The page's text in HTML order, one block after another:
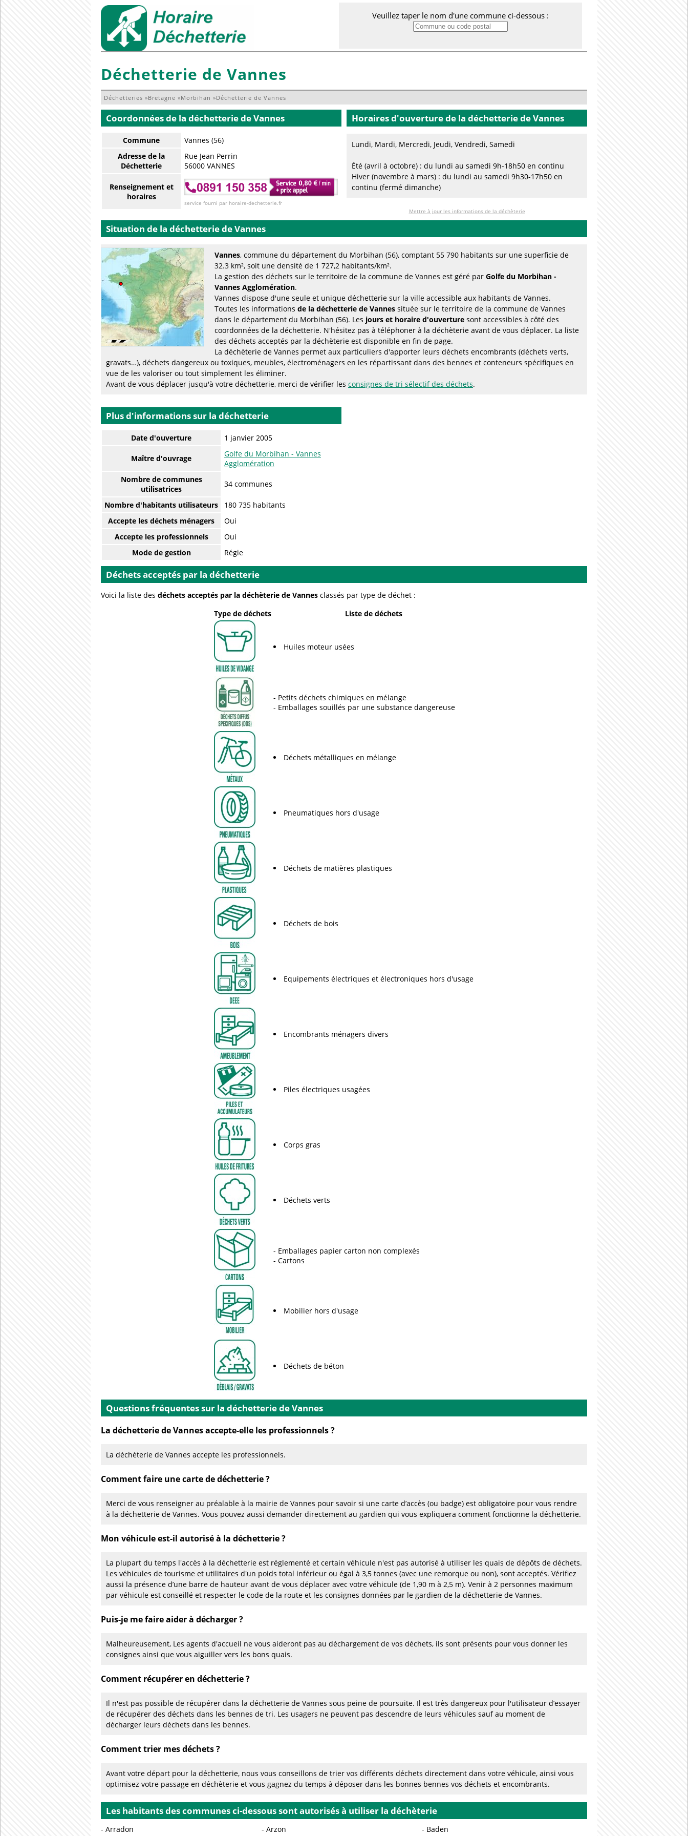
Veuillez taper le nom d'une commune ci-dessous :
Déchetterie de Vannes
Déchetteries »Bretagne »Morbihan »Déchetterie de Vannes
Coordonnées de la déchetteriede Vannes
Commune
Vannes (56)
Adresse de la
Déchetterie
Rue Jean Perrin
56000 VANNES
Renseignement et
horaires
service fourni par horaire-dechetterie.fr
Horaires d'ouverture de la déchetteriede Vannes
Lundi, Mardi, Mercredi, Jeudi, Vendredi, Samedi
Été (avril à octobre) : du lundi au samedi 9h-18h50 en continu
Hiver (novembre à mars) : du lundi au samedi 9h30-17h50 en
continu (fermé dimanche)
Mettre à jour les informations de la déchèterie
Situation de la déchetteriede Vannes
Vannes, commune du département du Morbihan (56), comptant 55 790 habitants sur une superficie de
32.3 km², soit une densité de 1 727,2 habitants/km².
La gestion des déchets sur le territoire de la commune de Vannes est géré par Golfe du Morbihan -
Vannes Agglomération.
Vannes dispose d'une seule et unique déchetterie sur la ville accessible aux habitants de Vannes.
Toutes les informations de la déchetterie de Vannes située sur le territoire de la commune de Vannes
dans le département du Morbihan (56). Les jours et horaire d'ouverture sont accessibles à côté des
coordonnées de la déchetterie. N'hésitez pas à téléphoner à la déchèterie avant de vous déplacer. La liste
des déchets acceptés par la déchèterie est disponible en fin de page.
La déchèterie de Vannes permet aux particuliers d'apporter leurs déchets encombrants (déchets verts,
gravats…), déchets dangereux ou toxiques, meubles, électroménagers en les répartissant dans des bennes et conteneurs spécifiques en
vue de les valoriser ou tout simplement les éliminer.
Avant de vous déplacer jusqu'à votre déchetterie, merci de vérifier les consignes de tri sélectif des déchets.
Plus d'informations sur la déchetterie
Date d'ouverture 1 janvier 2005
Maître d'ouvrage
Golfe du Morbihan - Vannes
Agglomération
Nombre de communes
utilisatrices
34 communes
Nombre d'habitants utilisateurs
180 735 habitants
Accepte les déchets ménagers
Oui
Accepte les professionnels
Oui
Mode de gestion
Régie
Déchets acceptés par la déchetterie
Voici la liste des déchets acceptés par la déchèterie de Vannes classés par type de déchet :
Type de déchets
Liste de déchets
Huiles moteur usées
Petits déchets chimiques en mélange
Emballages souillés par une substance dangereuse
Déchets métalliques en mélange
Pneumatiques hors d'usage
Déchets de matières plastiques
Déchets de bois
Equipements électriques et électroniques hors d'usage
Encombrants ménagers divers
Piles électriques usagées
Corps gras
Déchets verts
Emballages papier carton non complexés
Cartons
Mobilier hors d'usage
Déchets de béton
Questions fréquentes sur la déchetterie de Vannes
La déchetterie de Vannes accepte-elle les professionnels ?
La déchèterie de Vannes accepte les professionnels.
Comment faire une carte de déchetterie ?
Merci de vous renseigner au préalable à la mairie de Vannes pour savoir si une carte d’accès (ou badge) est obligatoire pour vous rendre
à la déchetterie de Vannes. Vous pouvez aussi demander directement au gardien qui vous expliquera comment fonctionne la déchetterie.
Mon véhicule est-il autorisé à la déchetterie ?
La plupart du temps l'accès à la déchetterie est réglementé et certain véhicule n'est pas autorisé à utiliser les quais de dépôts de déchets.
Les véhicules de tourisme et utilitaires d'un poids total inférieur ou égal à 3,5 tonnes (avec une remorque ou non), sont acceptés. Vérifiez
aussi la présence d’une barre de hauteur avant de vous déplacer avec votre véhicule (de 1,90 m à 2,5 m). Venir à 2 personnes maximum
par véhicule est conseillé et respecter le code de la route et les consignes données par le gardien de la déchetterie de Vannes.
Puis-je me faire aider à décharger ?
Malheureusement, Les agents d'accueil ne vous aideront pas au déchargement de vos déchets, ils sont présents pour vous donner les
consignes ainsi que vous aiguiller vers les bons quais.
Comment récupérer en déchetterie ?
Il n'est pas possible de récupérer dans la déchetterie de Vannes sous peine de poursuite. Il est très dangereux pour l'utilisateur d’essayer
de récupérer des déchets dans les bennes de tri. Les usagers ne peuvent pas descendre de leurs véhicules sauf au moment de
décharger leurs déchets dans les bennes.
Comment trier mes déchets ?
Avant votre départ pour la déchetterie, nous vous conseillons de trier vos différents déchets directement dans votre véhicule, ainsi vous
optimisez votre passage en déchèterie et vous gagnez du temps à déposer dans les bonnes bennes vos déchets et encombrants.
Les habitants des communes ci-dessous sont autorisés à utiliser la déchèterie
Arradon Arzon
Baden